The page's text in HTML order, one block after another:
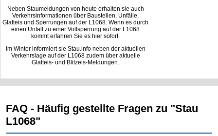
Neben Staumeldungen von heute erhalten sie auch
Verkehrsinformationen über Baustellen, Unfälle,
Glatteis und Sperrungen auf der L1068. Wenn es durch
einen Unfall zu einer Vollsperrung auf der L1068
kommt erfahren Sie es hier sofort.
Im Winter informiert sie Stau.info neben der aktuellen
Verkehrslage auf der L1068 zudem über aktuelle
Glatteis- und Blitzeis-Meldungen.
FAQ - Häufig gestellte Fragen zu "Stau
L1068"